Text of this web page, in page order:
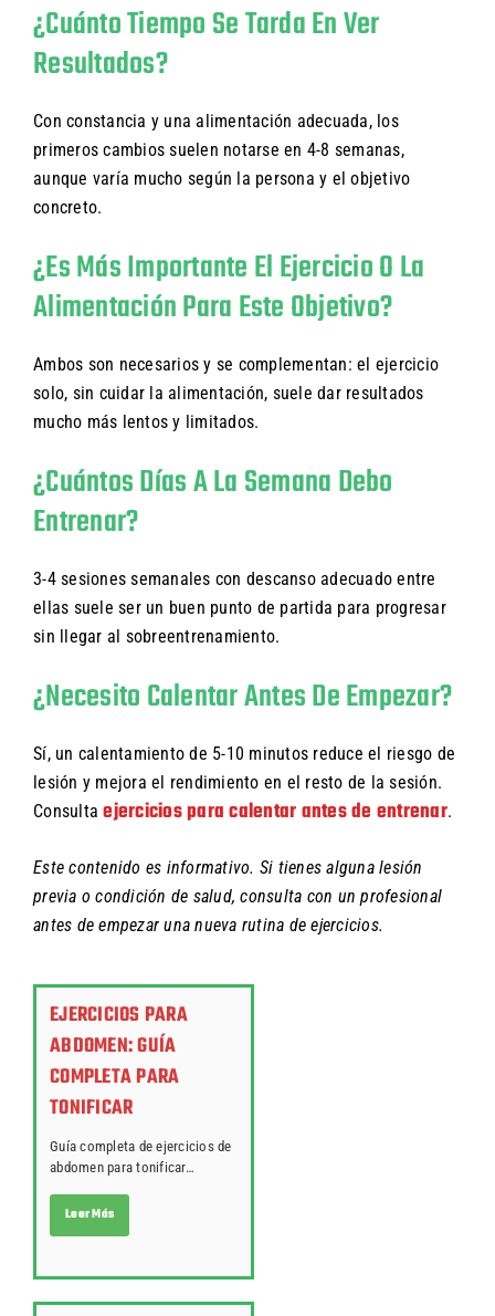
¿Cuánto Tiempo Se Tarda En Ver
Resultados?
Con constancia y una alimentación adecuada, los
primeros cambios suelen notarse en 4-8 semanas,
aunque varía mucho según la persona y el objetivo
concreto.
¿Es Más Importante El Ejercicio O La
Alimentación Para Este Objetivo?
Ambos son necesarios y se complementan: el ejercicio
solo, sin cuidar la alimentación, suele dar resultados
mucho más lentos y limitados.
¿Cuántos Días A La Semana Debo
Entrenar?
3-4 sesiones semanales con descanso adecuado entre
ellas suele ser un buen punto de partida para progresar
sin llegar al sobreentrenamiento.
¿Necesito Calentar Antes De Empezar?
Sí, un calentamiento de 5-10 minutos reduce el riesgo de
lesión y mejora el rendimiento en el resto de la sesión.
Consultaejercicios para calentar antes de entrenar.
Este contenido es informativo. Si tienes alguna lesión
previa o condición de salud, consulta con un profesional
antes de empezar una nueva rutina de ejercicios.
EJERCICIOS PARA
ABDOMEN: GUÍA
COMPLETA PARA
TONIFICAR
Guía completa de ejercicios de
abdomen para tonificar…
Leer Más